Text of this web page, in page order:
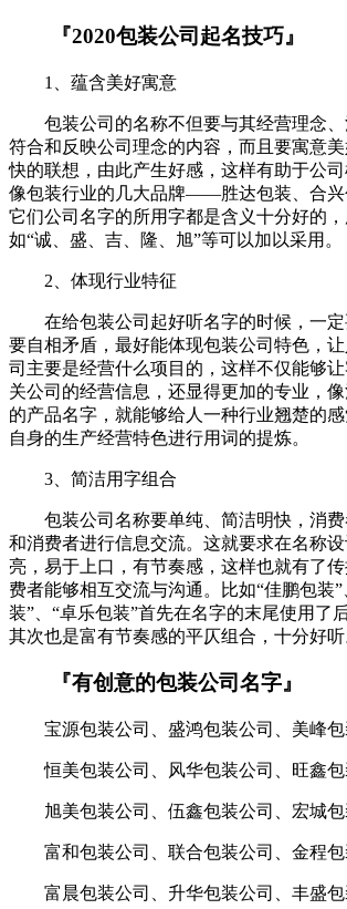
『2020包装公司起名技巧』
1、蕴含美好寓意
包装公司的名称不但要与其经营理念、
符合和反映公司理念的内容，而且要寓意
快的联想，由此产生好感，这样有助于公司
像包装行业的几大品牌——胜达包装、合兴
它们公司名字的所用字都是含义十分好的
如“诚、盛、吉、隆、旭”等可以加以采用。
2、体现行业特征
在给包装公司起好听名字的时候，一定
要自相矛盾，最好能体现包装公司特色，
司主要是经营什么项目的，这样不仅能够
关公司的经营信息，还显得更加的专业，
的产品名字，就能够给人一种行业翘楚的
自身的生产经营特色进行用词的提炼。
3、简洁用字组合
包装公司名称要单纯、简洁明快，消费
和消费者进行信息交流。这就要求在名称
亮，易于上口，有节奏感，这样也就有了
费者能够相互交流与沟通。比如“佳鹏包装”
装”、“卓乐包装”首先在名字的末尾使用了
其次也是富有节奏感的平仄组合，十分好听
『有创意的包装公司名字』
宝源包装公司、盛鸿包装公司、美峰包
恒美包装公司、风华包装公司、旺鑫包
旭美包装公司、伍鑫包装公司、宏城包
富和包装公司、联合包装公司、金程包
富晨包装公司、升华包装公司、丰盛包